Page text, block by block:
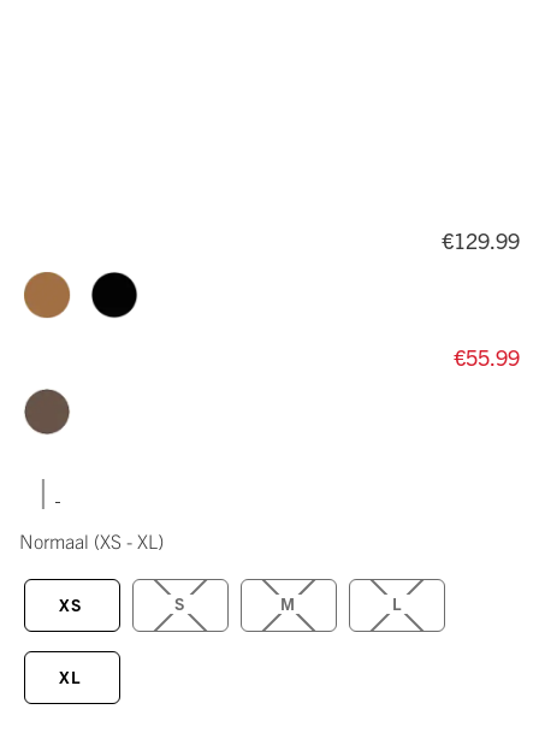
€129.99
€55.99
|
Normaal (XS - XL)
XS S M L
XL